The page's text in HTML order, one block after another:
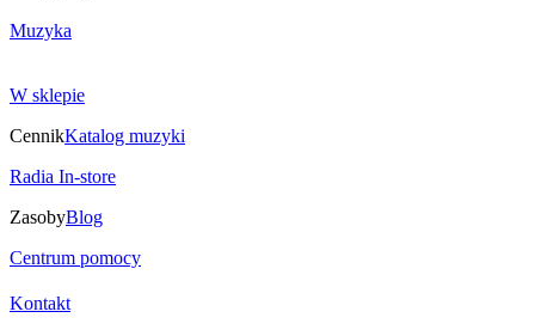
Muzyka
W sklepie
CennikKatalog muzyki
Radia In-store
ZasobyBlog
Centrum pomocy
Kontakt